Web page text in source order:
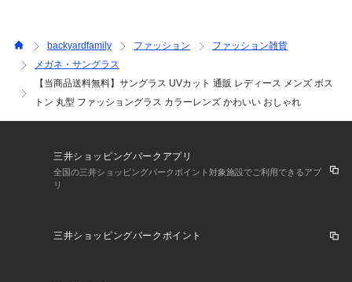
backyardfamily ファッション
ファッション雑貨
メガネ・サングラス
【当商品送料無料】サングラス UVカット 通販 レディース メンズ ボス
トン 丸型 ファッショングラス カラーレンズ かわいい おしゃれ
三井ショッピングパークアプリ
全国の三井ショッピングパークポイント対象施設でご利用できるアプ
リ
三井ショッピングパークポイント